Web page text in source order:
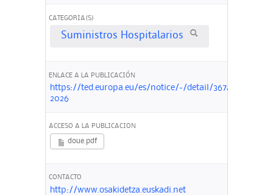
CATEGORIA(S)
Suministros Hospitalarios
ENLACE A LA PUBLICACIÓN
https://ted.europa.eu/es/notice/-/detail/367479-
2026
ACCESO A LA PUBLICACION
doue.pdf
CONTACTO
http://www.osakidetza.euskadi.net